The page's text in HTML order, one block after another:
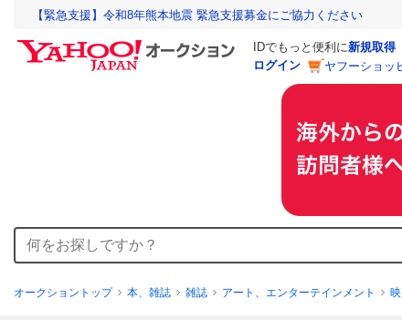
【緊急支援】令和8年熊本地震 緊急支援募金にご協力ください
IDでもっと便利に新規取得
ログイン
ヤフーショッ
オークショントップ 本、雑誌 雑誌 アート、エンターテインメント